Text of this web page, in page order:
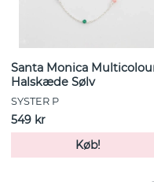
Santa Monica
Halskæde Sølv
SYSTER P
549 kr
Køb!